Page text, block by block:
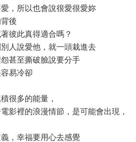
，所以也會說很愛很愛妳
後
彼此真得適合嗎？
人說愛他，就一頭栽進去
甚至撕破臉說要分手
易冷卻
很多的能量，
影裡的浪漫情節，是可能會出現，
，幸福要用心去感覺